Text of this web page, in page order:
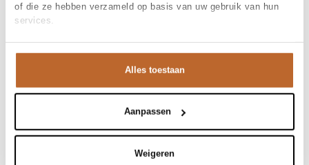
of die ze hebben verzameld op basis van uw gebruik van hun
services.
Alles toestaan
Aanpassen
Weigeren